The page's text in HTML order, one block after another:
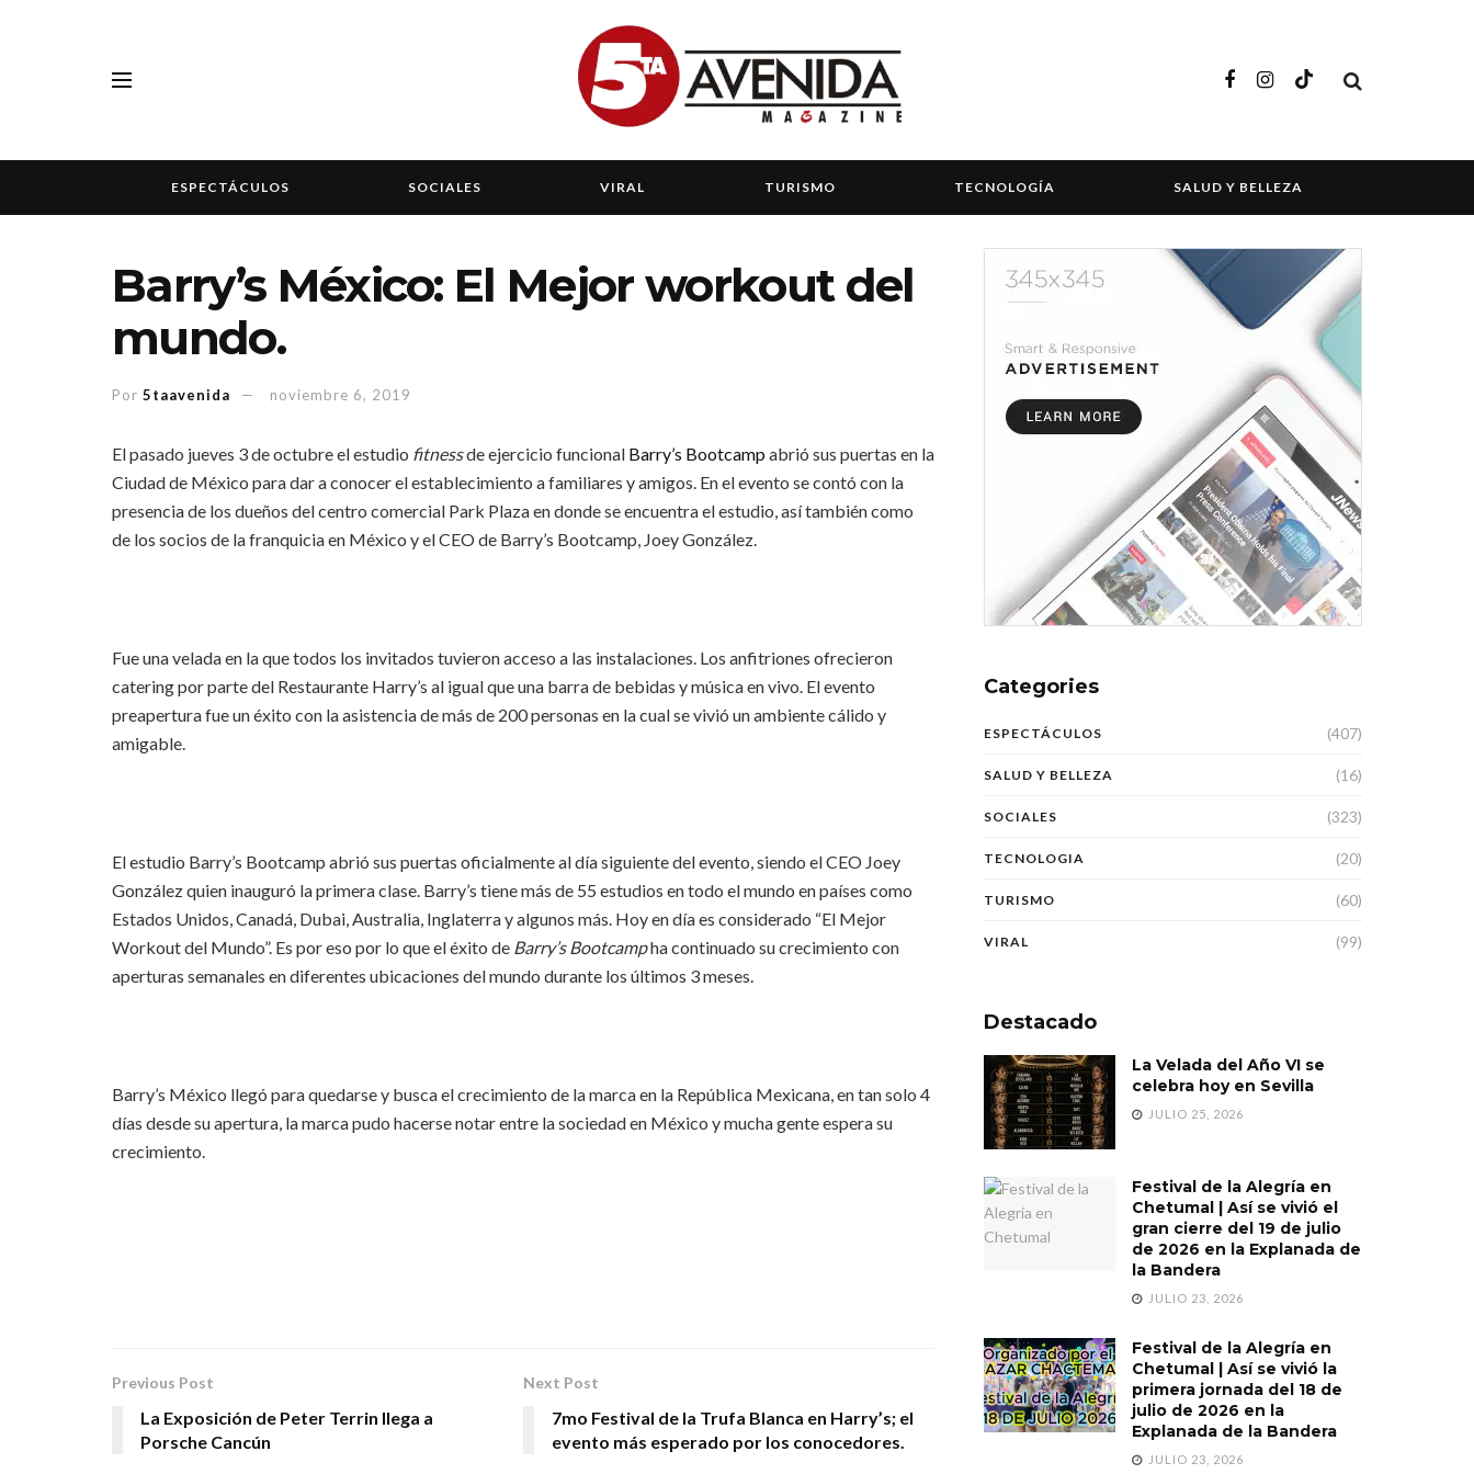
ESPECTÁCULOS SOCIALES VIRAL TURISMO TECNOLOGÍA SALUD Y BELLEZA
Barry’s México: El Mejor workout del
mundo.
Por 5taavenida noviembre 6, 2019
El pasado jueves 3 de octubre el estudio fitnessde ejercicio funcional Barry’s Bootcamp abrió sus puertas en la
Ciudad de México para dar a conocer el establecimiento a familiares y amigos. En el evento se contó con la
presencia de los dueños del centro comercial Park Plaza en donde se encuentra el estudio, así también como
de los socios de la franquicia en México y el CEO de Barry’s Bootcamp, Joey González.
Fue una velada en la que todos los invitados tuvieron acceso a las instalaciones. Los anfitriones ofrecieron
catering por parte del Restaurante Harry’s al igual que una barra de bebidas y música en vivo. El evento
preapertura fue un éxito con la asistencia de más de 200 personas en la cual se vivió un ambiente cálido y
amigable.
El estudio Barry’s Bootcamp abrió sus puertas oficialmente al día siguiente del evento, siendo el CEO Joey
González quien inauguró la primera clase. Barry’s tiene más de 55 estudios en todo el mundo en países como
Estados Unidos, Canadá, Dubai, Australia, Inglaterra y algunos más. Hoy en día es considerado “El Mejor
Workout del Mundo”. Es por eso por lo que el éxito de Barry’s Bootcampha continuado su crecimiento con
aperturas semanales en diferentes ubicaciones del mundo durante los últimos 3 meses.
Barry’s México llegó para quedarse y busca el crecimiento de la marca en la República Mexicana, en tan solo 4
días desde su apertura, la marca pudo hacerse notar entre la sociedad en México y mucha gente espera su
crecimiento.
Previous Post
La Exposición de Peter Terrin llega a
Porsche Cancún
Next Post
7mo Festival de la Trufa Blanca en Harry’s; el
evento más esperado por los conocedores.
Categories
ESPECTÁCULOS (407)
SALUD Y BELLEZA (16)
SOCIALES (323)
TECNOLOGIA (20)
TURISMO (60)
VIRAL (99)
Destacado
La Velada del Año VI se
celebra hoy en Sevilla
JULIO 25, 2026
Festival de la Alegría en
Chetumal | Así se vivió el
gran cierre del 19 de julio
de 2026 en la Explanada de
la Bandera
JULIO 23, 2026
Festival de la Alegría en
Chetumal | Así se vivió la
primera jornada del 18 de
julio de 2026 en la
Explanada de la Bandera
JULIO 23, 2026